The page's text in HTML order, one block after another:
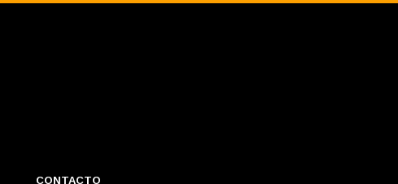
CONTACTO